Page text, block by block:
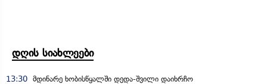
დღის სიახლეები
13:30 მდინარე ხობისწყალში დედა-შვილი დაიხრჩო